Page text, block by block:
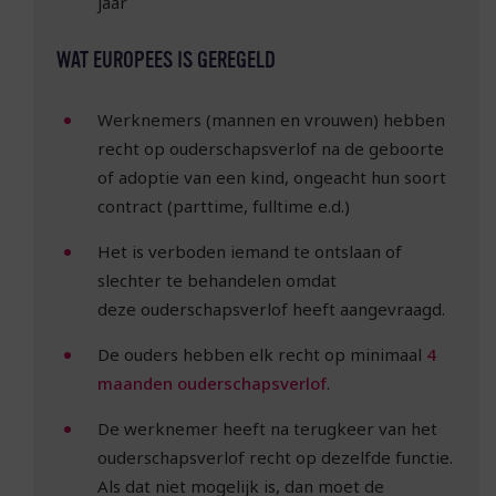
WAT EUROPEES IS GEREGELD
Werknemers (mannen en vrouwen) hebben
recht op ouderschapsverlof na de geboorte
of adoptie van een kind, ongeacht hun soort
contract (parttime, fulltime e.d.)
Het is verboden iemand te ontslaan of
slechter te behandelen omdat
deze ouderschapsverlof heeft aangevraagd.
De ouders hebben elk recht op minimaal 4
maanden ouderschapsverlof.
De werknemer heeft na terugkeer van het
ouderschapsverlof recht op dezelfde functie.
Als dat niet mogelijk is, dan moet de